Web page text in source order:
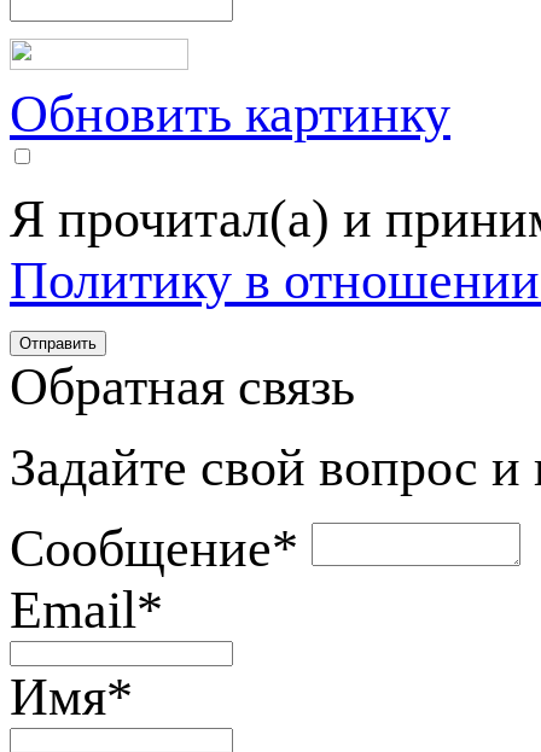
Обновить картинку
Я прочитал(а) и
Политику в
Обратная связь
Задайте свой вопрос
Сообщение*
Email*
Имя*